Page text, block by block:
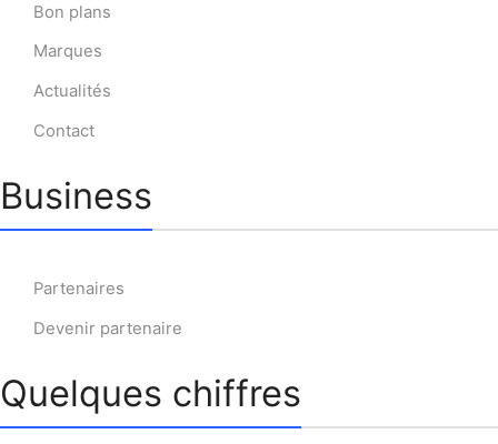
Bon plans
Marques
Actualités
Contact
Business
Partenaires
Devenir partenaire
Quelques chiffres